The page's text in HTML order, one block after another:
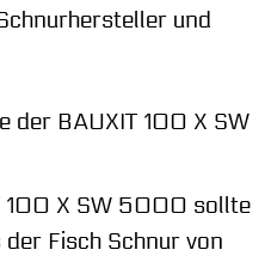
und
der BAUXIT 100 X SW
100 X SW 5000 sollte
Fisch Schnur von